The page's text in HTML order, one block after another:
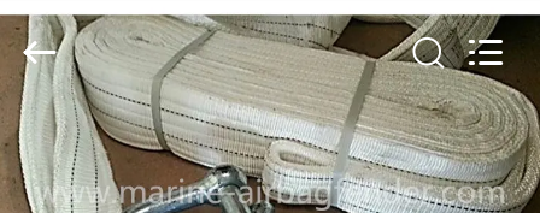
PARA
CASA
Marine
Airbag
and
Fender
Co.,
Ltd.
All
Rights
Reserved.